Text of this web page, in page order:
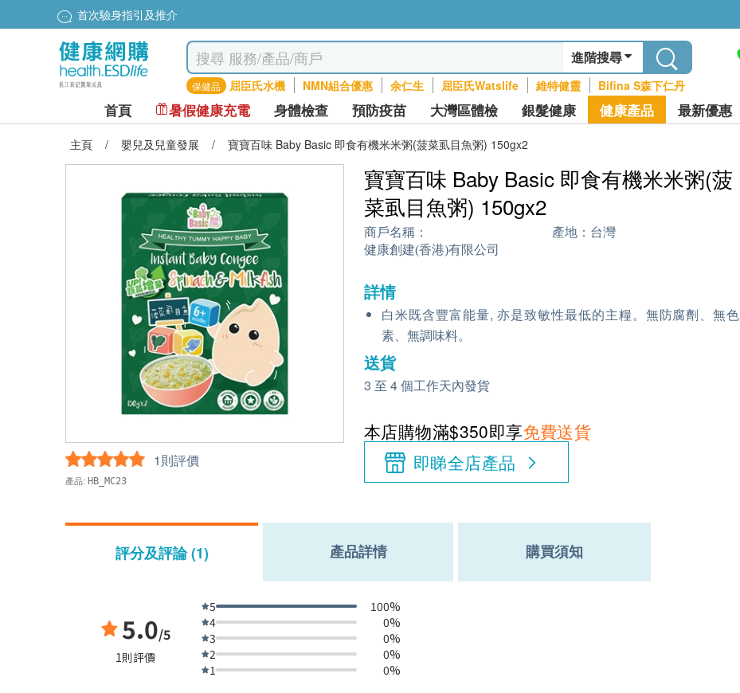
首次驗身指引及推介
進階搜尋
保健品 屈臣氏水機 NMN組合優惠 余仁生 屈臣氏Watslife 維特健靈 Bifina S森下仁丹
首頁 暑假健康充電 身體檢查 預防疫苗 大灣區體檢 銀髮健康 健康產品 最新優惠
主頁 / 嬰兒及兒童發展 / 寶寶百味 Baby Basic 即食有機米米粥(菠菜虱目魚粥) 150gx2
1則評價
產品: HB_MC23
寶寶百味 Baby Basic 即食有機米米粥(菠
菜虱目魚粥) 150gx2
商戶名稱：
健康創建(香港)有限公司
產地： 台灣
詳情
白米既含豐富能量, 亦是致敏性最低的主糧。無防腐劑、無色
素、無調味料。
送貨
3 至 4 個工作天內發貨
本店購物滿$350即享免費送貨
即睇全店產品
評分及評論 (1) 產品詳情 購買須知
5.0/5
1則評價
5
100%
4
0%
3
0%
2
0%
1
0%